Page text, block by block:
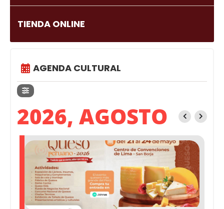
TIENDA ONLINE
AGENDA CULTURAL
2026, AGOSTO